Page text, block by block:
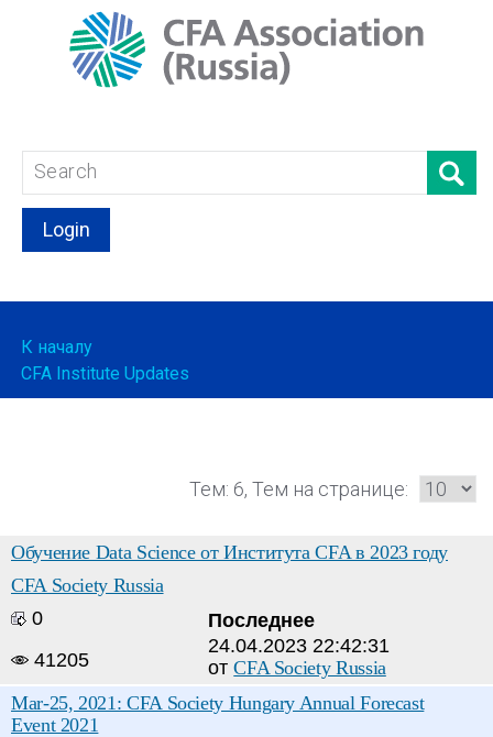
Login
К началу
CFA Institute Updates
Тем: 6, Тем на странице:
Обучение Data Science от Института CFA в 2023 году
CFA Society Russia
0
41205
Последнее
24.04.2023 22:42:31
отCFA Society Russia
Mar-25, 2021: CFA Society Hungary Annual Forecast
Event 2021